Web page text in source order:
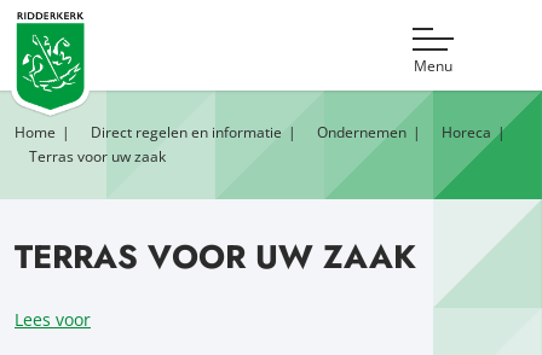
Menu
Home Direct regelen en informatie Ondernemen
Horeca
Terras voor uw zaak
TERRAS VOOR UW ZAAK
Lees voor